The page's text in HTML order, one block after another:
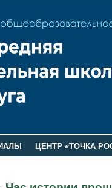
ЦЕНТР «ТОЧКА